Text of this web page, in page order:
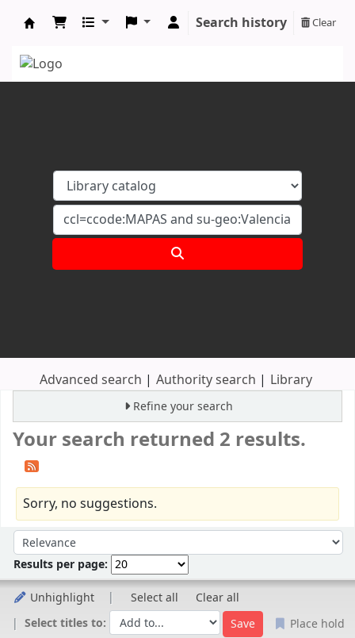
Search history Clear
Advanced search Authority search Library
Refine your search
Your search returned 2 results.
Sorry, no suggestions.
Sort by:
Results per page:
Unhighlight Select all
Clear all
Select titles to:
Place hold